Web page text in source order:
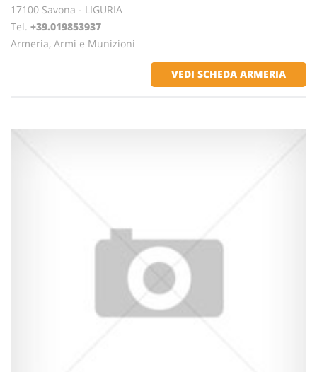
17100 Savona - LIGURIA
Tel. +39.019853937
Armeria, Armi e Munizioni
VEDI SCHEDA ARMERIA